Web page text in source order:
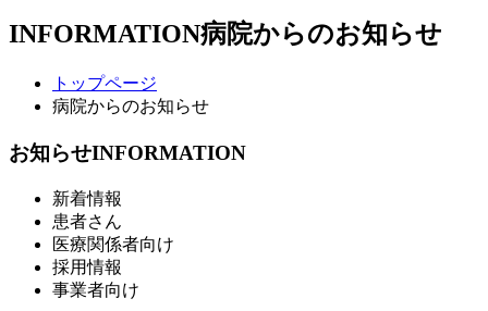
INFORMATION病院からのお知らせ
トップページ
病院からのお知らせ
お知らせINFORMATION
新着情報
患者さん
医療関係者向け
採用情報
事業者向け